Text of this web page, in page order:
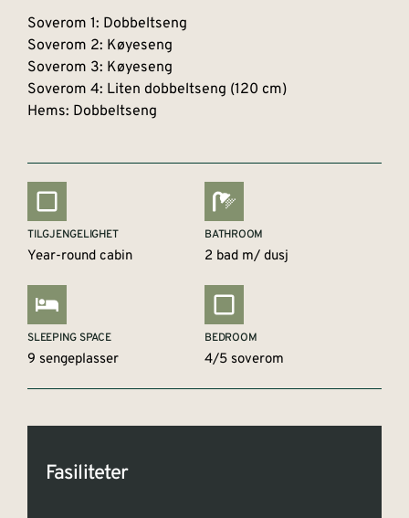
Soverom 1: Dobbeltseng
Soverom 2: Køyeseng
Soverom 3: Køyeseng
Soverom 4: Liten dobbeltseng (120 cm)
Hems: Dobbeltseng
TILGJENGELIGHET
Year-round cabin
BATHROOM
2 bad m/ dusj
SLEEPING SPACE
9 sengeplasser
BEDROOM
4/5 soverom
Fasiliteter